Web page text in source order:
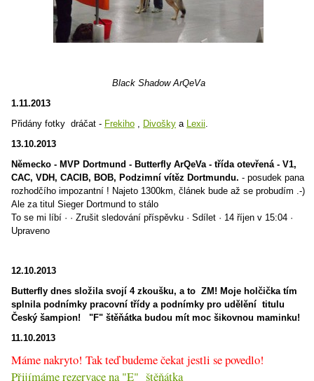
Black Shadow ArQeVa
1.11.2013
Přidány fotky dráčat - Frekiho , Divošky a Lexii.
13.10.2013
Německo - MVP Dortmund - Butterfly ArQeVa - třída otevřená - V1,
CAC, VDH, CACIB, BOB, Podzimní vítěz Dortmundu. - posudek pana
rozhodčího impozantní ! Najeto 1300km, článek bude až se probudím .-)
Ale za titul Sieger Dortmund to stálo
To se mi líbí · · Zrušit sledování příspěvku · Sdílet · 14 říjen v 15:04 ·
Upraveno
12.10.2013
Butterfly dnes složila svojí 4 zkoušku, a to ZM! Moje holčička tím
splnila podnímky pracovní třídy a podnímky pro udělění titulu
Český šampion! "F" štěňátka budou mít moc šikovnou maminku!
11.10.2013
Máme nakryto! Tak teď budeme čekat jestli se povedlo!
Přijímáme rezervace na "E" štěňátka